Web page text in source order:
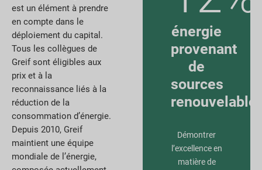
énergie
provenant
de
sources
Démontrer
l’excellence en
matière de
est un élément à prendre
en compte dans le
déploiement du capital.
Tous les collègues de
Greif sont éligibles aux
prix et à la
reconnaissance liés à la
réduction de la
consommation d’énergie.
Depuis 2010, Greif
maintient une équipe
mondiale de l’énergie,